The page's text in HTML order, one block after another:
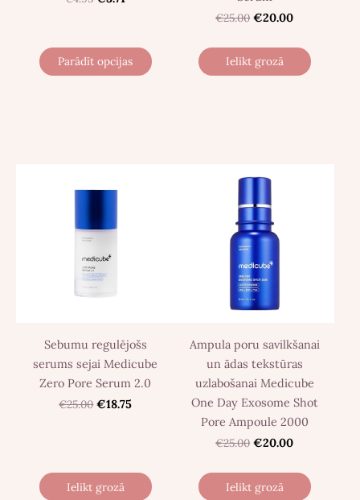
Parādīt opcijas
€25.00 €20.00
Ielikt grozā
Sebumu regulējošs
serums sejai Medicube
Zero Pore Serum 2.0
€25.00 €18.75
Ielikt grozā
Ampula poru savilkšanai
un ādas tekstūras
uzlabošanai Medicube
One Day Exosome Shot
Pore Ampoule 2000
€25.00 €20.00
Ielikt grozā